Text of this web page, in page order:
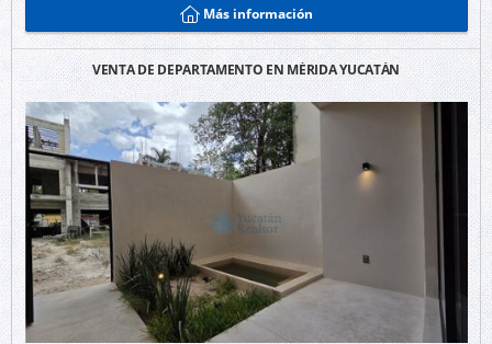
Más información
VENTA DE DEPARTAMENTO EN MÉRIDA YUCATÁN